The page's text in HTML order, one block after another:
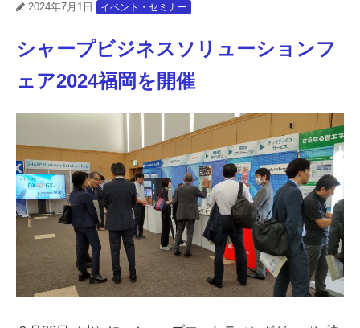
2024年7月1日 イベント・セミナー
シャープビジネスソリューションフ
ェア2024福岡を開催